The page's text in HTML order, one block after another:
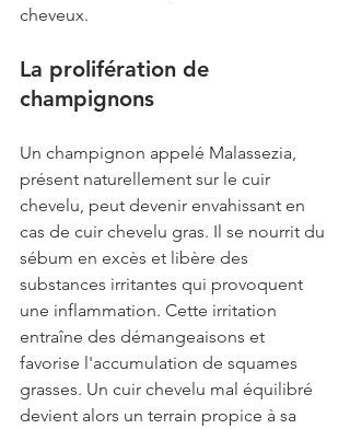
cheveux.
La prolifération de
champignons
Un champignon appelé Malassezia,
présent naturellement sur le cuir
chevelu, peut devenir envahissant en
cas de cuir chevelu gras. Il se nourrit du
sébum en excès et libère des
substances irritantes qui provoquent
une inflammation. Cette irritation
entraîne des démangeaisons et
favorise l'accumulation de squames
grasses. Un cuir chevelu mal équilibré
devient alors un terrain propice à sa